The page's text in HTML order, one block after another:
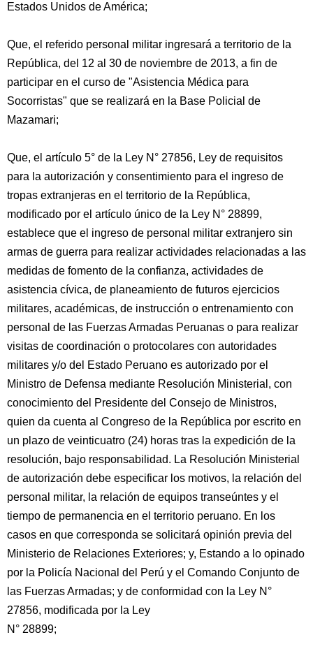
Estados Unidos de América;
Que, el referido personal militar ingresará a territorio de la
República, del 12 al 30 de noviembre de 2013, a fin de
participar en el curso de "Asistencia Médica para
Socorristas" que se realizará en la Base Policial de
Mazamari;
Que, el artículo 5° de la Ley N° 27856, Ley de requisitos
para la autorización y consentimiento para el ingreso de
tropas extranjeras en el territorio de la República,
modificado por el artículo único de la Ley N° 28899,
establece que el ingreso de personal militar extranjero sin
armas de guerra para realizar actividades relacionadas a las
medidas de fomento de la confianza, actividades de
asistencia cívica, de planeamiento de futuros ejercicios
militares, académicas, de instrucción o entrenamiento con
personal de las Fuerzas Armadas Peruanas o para realizar
visitas de coordinación o protocolares con autoridades
militares y/o del Estado Peruano es autorizado por el
Ministro de Defensa mediante Resolución Ministerial, con
conocimiento del Presidente del Consejo de Ministros,
quien da cuenta al Congreso de la República por escrito en
un plazo de veinticuatro (24) horas tras la expedición de la
resolución, bajo responsabilidad. La Resolución Ministerial
de autorización debe especificar los motivos, la relación del
personal militar, la relación de equipos transeúntes y el
tiempo de permanencia en el territorio peruano. En los
casos en que corresponda se solicitará opinión previa del
Ministerio de Relaciones Exteriores; y, Estando a lo opinado
por la Policía Nacional del Perú y el Comando Conjunto de
las Fuerzas Armadas; y de conformidad con la Ley N°
27856, modificada por la Ley
N° 28899;